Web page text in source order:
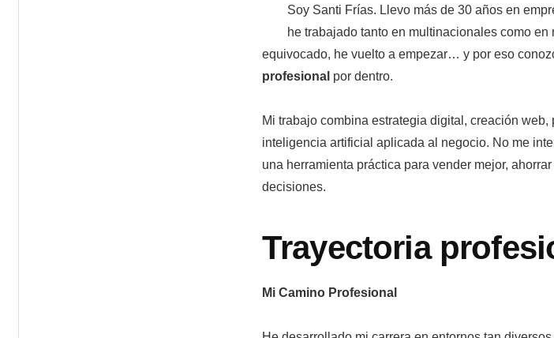
Soy Santi Frías. Llevo más de 30 años en
he trabajado tanto en multinacionales como
equivocado, he vuelto a empezar… y por eso
profesional por dentro.
Mi trabajo combina estrategia digital, creación
inteligencia artificial aplicada al negocio. No me
una herramienta práctica para vender mejor,
decisiones.
Trayectoria
Mi Camino Profesional